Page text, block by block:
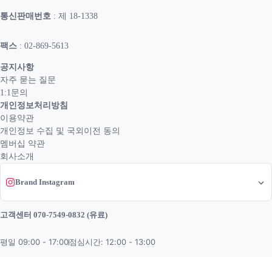
통신판매번호 : 제 18-1338
팩스 : 02-869-5613
공지사항
자주 묻는 질문
1:1문의
개인정보처리방침
이용약관
개인정보 수집 및 국외이전 동의
멤버십 약관
회사소개
Brand Instagram
고객센터 070-7549-0832 (유료)
평일 09:00 - 17:00점심시간: 12:00 - 13:00